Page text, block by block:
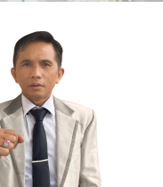
SMKN
(Jago Dina